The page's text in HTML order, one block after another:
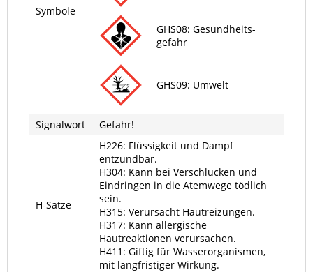
Symbole
GHS08: Gesund­heits­
gefahr
GHS09: Umwelt
Signalwort Gefahr!
H-Sätze
H226: Flüssigkeit und Dampf
entzündbar.
H304: Kann bei Verschlucken und
Eindringen in die Atemwege tödlich
sein.
H315: Verursacht Hautreizungen.
H317: Kann allergische
Hautreaktionen verursachen.
H411: Giftig für Wasserorganismen,
mit langfristiger Wirkung.